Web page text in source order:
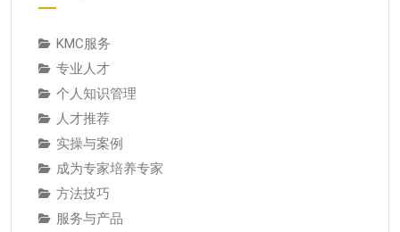
KMC服务
专业人才
个人知识管理
人才推荐
实操与案例
成为专家培养专家
方法技巧
服务与产品